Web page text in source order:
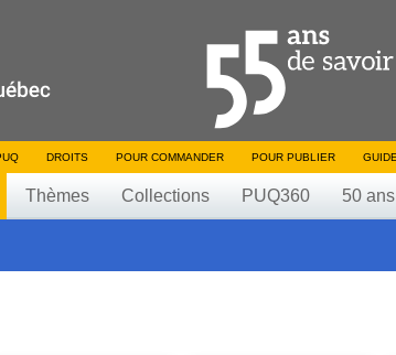
DROITS POUR COMMANDER POUR PUBLIER
Thèmes Collections PUQ360 50 ans